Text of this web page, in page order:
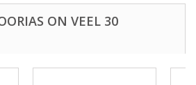
ON VEEL 30